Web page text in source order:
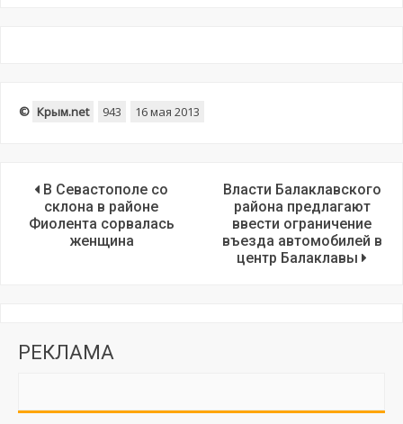
© Крым.net 943 16 мая 2013
В Севастополе со
склона в районе
Фиолента сорвалась
женщина
Власти Балаклавского
района предлагают
ввести ограничение
въезда автомобилей в
центр Балаклавы
РЕКЛАМА